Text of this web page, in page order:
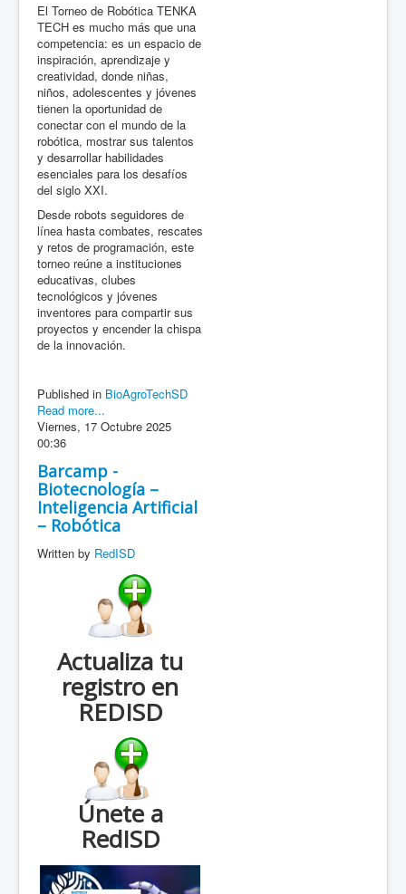
El Torneo de Robótica TENKA
TECH es mucho más que una
competencia: es un espacio de
inspiración, aprendizaje y
creatividad, donde niñas,
niños, adolescentes y jóvenes
tienen la oportunidad de
conectar con el mundo de la
robótica, mostrar sus talentos
y desarrollar habilidades
esenciales para los desafíos
del siglo XXI.
Desde robots seguidores de
línea hasta combates, rescates
y retos de programación, este
torneo reúne a instituciones
educativas, clubes
tecnológicos y jóvenes
inventores para compartir sus
proyectos y encender la chispa
de la innovación.
Published in BioAgroTechSD
Read more...
Viernes, 17 Octubre 2025
00:36
Barcamp -
Biotecnología –
Inteligencia Artificial
– Robótica
Written by RedISD
Actualiza tu
registro en
REDISD
Únete a
RedISD